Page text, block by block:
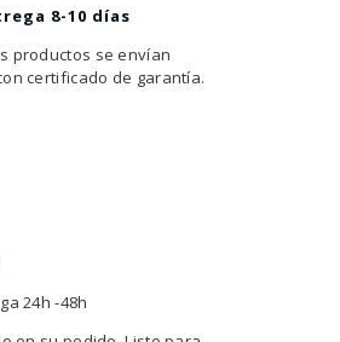
8-10 días
productos se envían
certificado de garantía.
24h -48h